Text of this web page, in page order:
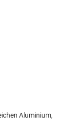
Aluminium,